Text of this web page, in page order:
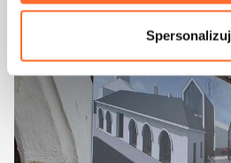
Spersonalizuj